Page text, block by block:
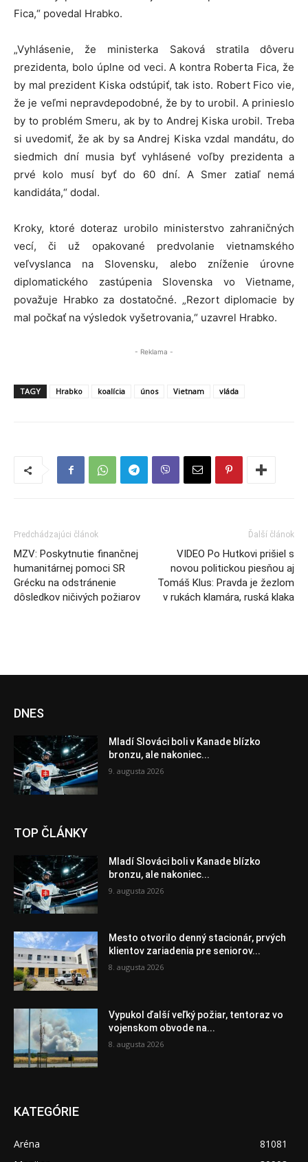
Fica,“ povedal Hrabko.
„Vyhlásenie, že ministerka Saková stratila dôveru
prezidenta, bolo úplne od veci. A kontra Roberta Fica, že
by mal prezident Kiska odstúpiť, tak isto. Robert Fico vie,
že je veľmi nepravdepodobné, že by to urobil. A prinieslo
by to problém Smeru, ak by to Andrej Kiska urobil. Treba
si uvedomiť, že ak by sa Andrej Kiska vzdal mandátu, do
siedmich dní musia byť vyhlásené voľby prezidenta a
prvé kolo musí byť do 60 dní. A Smer zatiaľ nemá
kandidáta,“ dodal.
Kroky, ktoré doteraz urobilo ministerstvo zahraničných
vecí, či už opakované predvolanie vietnamského
veľvyslanca na Slovensku, alebo zníženie úrovne
diplomatického zastúpenia Slovenska vo Vietname,
považuje Hrabko za dostatočné. „Rezort diplomacie by
mal počkať na výsledok vyšetrovania,“ uzavrel Hrabko.
- Reklama -
TAGY Hrabko koalícia únos Vietnam vláda
Predchádzajúci článok
MZV: Poskytnutie finančnej
humanitárnej pomoci SR
Grécku na odstránenie
dôsledkov ničivých požiarov
Ďalší článok
VIDEO Po Hutkovi prišiel s
novou politickou piesňou aj
Tomáš Klus: Pravda je žezlom
v rukách klamára, ruská klaka
DNES
Mladí Slováci boli v Kanade blízko
bronzu, ale nakoniec...
9. augusta 2026
TOP ČLÁNKY
Mladí Slováci boli v Kanade blízko
bronzu, ale nakoniec...
9. augusta 2026
Mesto otvorilo denný stacionár, prvých
klientov zariadenia pre seniorov...
8. augusta 2026
Vypukol ďalší veľký požiar, tentoraz vo
vojenskom obvode na...
8. augusta 2026
KATEGÓRIE
Aréna
81081